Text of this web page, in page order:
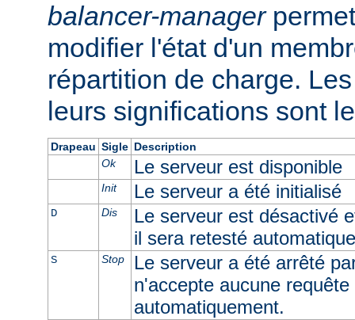
balancer-manager
modifier l'état d'un
répartition de charge.
leurs significations sont
Drapeau Sigle Description
Ok
Le serveur est disponible
Init Le serveur a été initialisé
D Dis
Le serveur est désactivé
il sera retesté
S Stop
Le serveur a été arrêté
n'accepte aucune
automatiquement.